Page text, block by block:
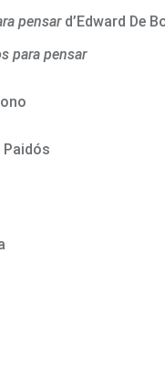
pensard’Edward De
para pensar
Paidós